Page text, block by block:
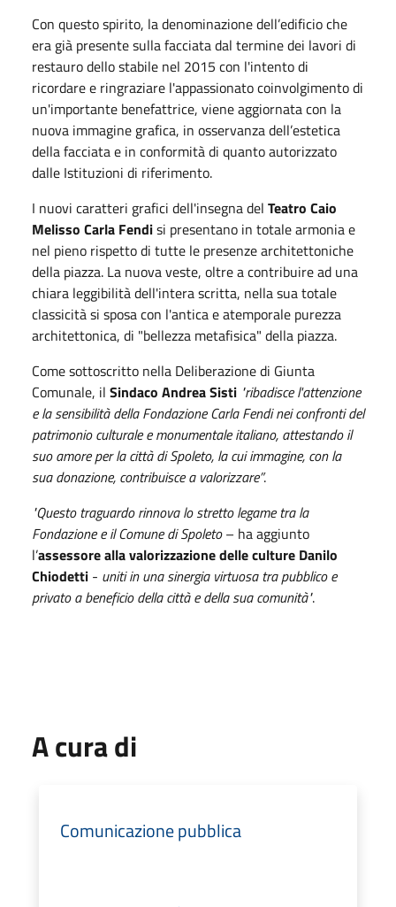
Con questo spirito, la denominazione dell’edificio che
era già presente sulla facciata dal termine dei lavori di
restauro dello stabile nel 2015 con l'intento di
ricordare e ringraziare l'appassionato coinvolgimento di
un'importante benefattrice, viene aggiornata con la
nuova immagine grafica, in osservanza dell’estetica
della facciata e in conformità di quanto autorizzato
dalle Istituzioni di riferimento.
I nuovi caratteri grafici dell'insegna del Teatro Caio
Melisso Carla Fendisi presentano in totale armonia e
nel pieno rispetto di tutte le presenze architettoniche
della piazza. La nuova veste, oltre a contribuire ad una
chiara leggibilità dell'intera scritta, nella sua totale
classicità si sposa con l'antica e atemporale purezza
architettonica, di "bellezza metafisica" della piazza.
Come sottoscritto nella Deliberazione di Giunta
Comunale, il Sindaco Andrea Sisti "ribadisce l'attenzione
e la sensibilità della Fondazione Carla Fendi nei confronti del
patrimonio culturale e monumentale italiano, attestando il
suo amore per la città di Spoleto, la cui immagine, con la
sua donazione, contribuisce a valorizzare”.
"Questo traguardo rinnova lo stretto legame tra la
Fondazione e il Comune di Spoleto– ha aggiunto
l’assessore alla valorizzazione delle culture Danilo
Chiodetti - uniti in una sinergia virtuosa tra pubblico e
privato a beneficio della città e della sua comunità".
A cura di
Comunicazione pubblica